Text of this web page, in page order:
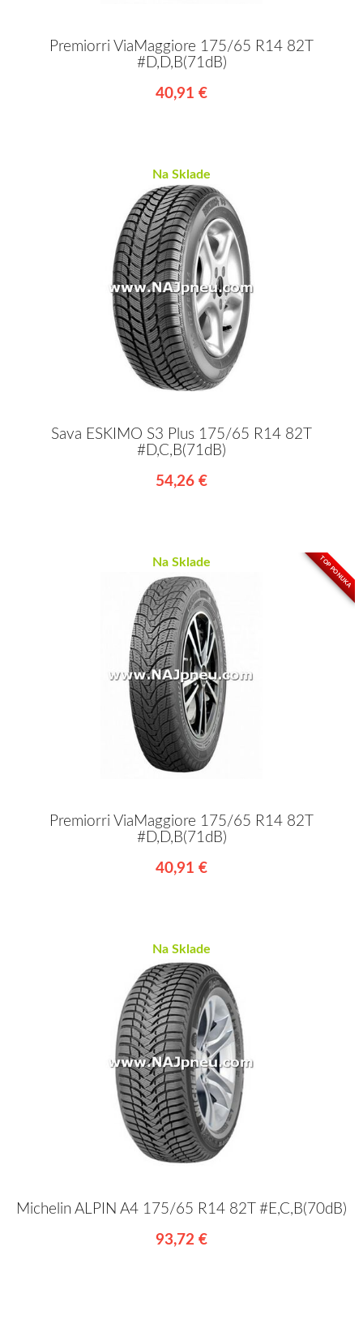
Premiorri ViaMaggiore 175/65 R14 82T
#D,D,B(71dB)
40,91 €
Na Sklade
Sava ESKIMO S3 Plus 175/65 R14 82T
#D,C,B(71dB)
54,26 €
TOP PONUKA
Na Sklade
Premiorri ViaMaggiore 175/65 R14 82T
#D,D,B(71dB)
40,91 €
Na Sklade
Michelin ALPIN A4 175/65 R14 82T #E,C,B(70dB)
93,72 €